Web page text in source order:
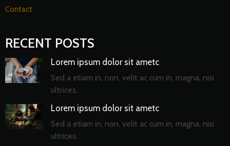
Contact
RECENT POSTS
Lorem ipsum dolor sit ametc
Sed a etiam in, non, velit ac cum in, magna, nisi
ultrices.
Lorem ipsum dolor sit ametc
Sed a etiam in, non, velit ac cum in, magna, nisi
ultrices.